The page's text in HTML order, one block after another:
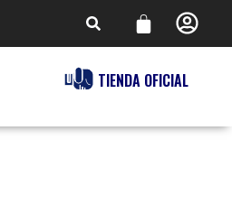
TIENDA OFICIAL